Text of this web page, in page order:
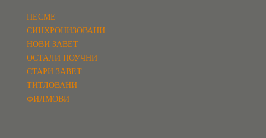
ПЕСМЕ
СИНХРОНИЗОВАНИ
НОВИ ЗАВЕТ
ОСТАЛИ ПОУЧНИ
СТАРИ ЗАВЕТ
ТИТЛОВАНИ
ФИЛМОВИ